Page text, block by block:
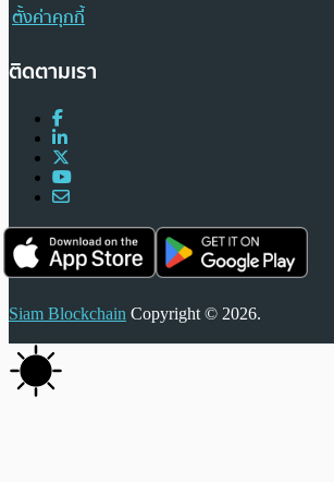
ตั้งค่าคุกกี้
ติดตามเรา
Siam Blockchain Copyright © 2026.